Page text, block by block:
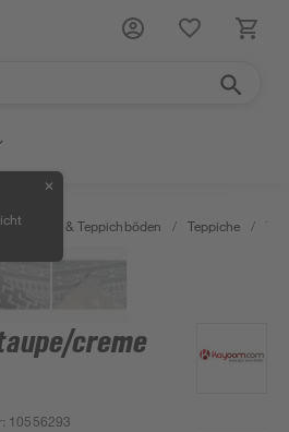
✕
Teppiche & Teppichböden / Teppiche /
creme
: 10556293